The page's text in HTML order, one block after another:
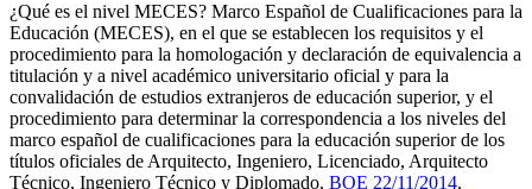
¿Qué es el nivel MECES? Marco Español de Cualificaciones para la
Educación (MECES), en el que se establecen los requisitos y el
procedimiento para la homologación y declaración de equivalencia a
titulación y a nivel académico universitario oficial y para la
convalidación de estudios extranjeros de educación superior, y el
procedimiento para determinar la correspondencia a los niveles del
marco español de cualificaciones para la educación superior de los
títulos oficiales de Arquitecto, Ingeniero, Licenciado, Arquitecto
Técnico, Ingeniero Técnico y Diplomado. BOE 22/11/2014.